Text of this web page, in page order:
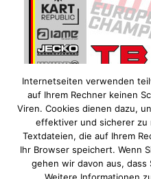
Internetseiten verwenden
auf Ihrem Rechner keinen
Viren. Cookies dienen dazu,
effektiver und sicherer zu
Textdateien, die auf Ihrem
Ihr Browser speichert. Wenn
gehen wir davon aus, dass